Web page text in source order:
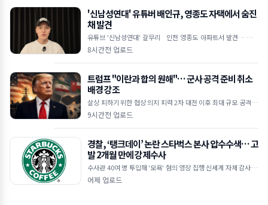
'신남성연대' 유튜버 배인규, 영종도 자택에서 숨진
채 발견
유튜브 '신남성연대' 갈무리 인천 영종도 아파트서 발견… 타살
혐의점 없어 반페미니즘·정치 현안 집회 주도했던 유튜버 우울증
8시간전 업로드
트럼프 "이란과 합의 원해"… 군사 공격 준비 취소
배경 강조
살상 피하기 위한 협상 의지 피력 2차 대전 이후 최대 규모 공격 준
비 주장 호르무즈 해협 안전 항로 이란·오만 합의 임박 ■ 트럼프,
9시간전 업로드
경찰, ‘탱크데이’ 논란 스타벅스 본사 압수수색… 고
발 2개월 만에 강제수사
수사관 40여 명 투입해 '모욕' 혐의 영장 집행 신세계 자체 감사 한
계 지적… 미제출 휴대전화 등 확보 주력 기획 고의성 및 관여 수준
어제 업로드